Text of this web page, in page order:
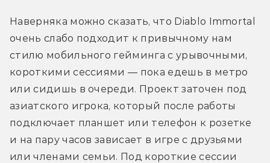
Наверняка можно сказать, что Diablo Immortal
очень слабо подходит к привычному нам
стилю мобильного гейминга с урывочными,
короткими сессиями — пока едешь в метро
или сидишь в очереди. Проект заточен под
азиатского игрока, который после работы
подключает планшет или телефон к розетке
и на пару часов зависает в игре с друзьями
или членами семьи. Под короткие сессии